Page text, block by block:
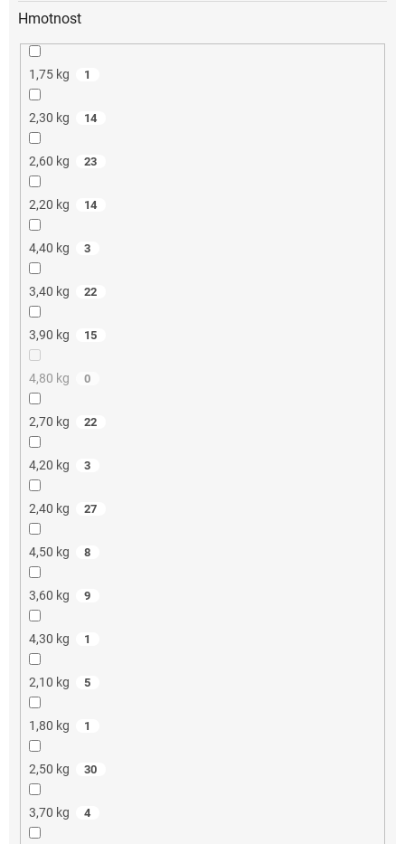
Hmotnost
1,75 kg 1
2,30 kg 14
2,60 kg 23
2,20 kg 14
4,40 kg 3
3,40 kg 22
3,90 kg 15
4,80 kg 0
2,70 kg 22
4,20 kg 3
2,40 kg 27
4,50 kg 8
3,60 kg 9
4,30 kg 1
2,10 kg 5
1,80 kg 1
2,50 kg 30
3,70 kg 4